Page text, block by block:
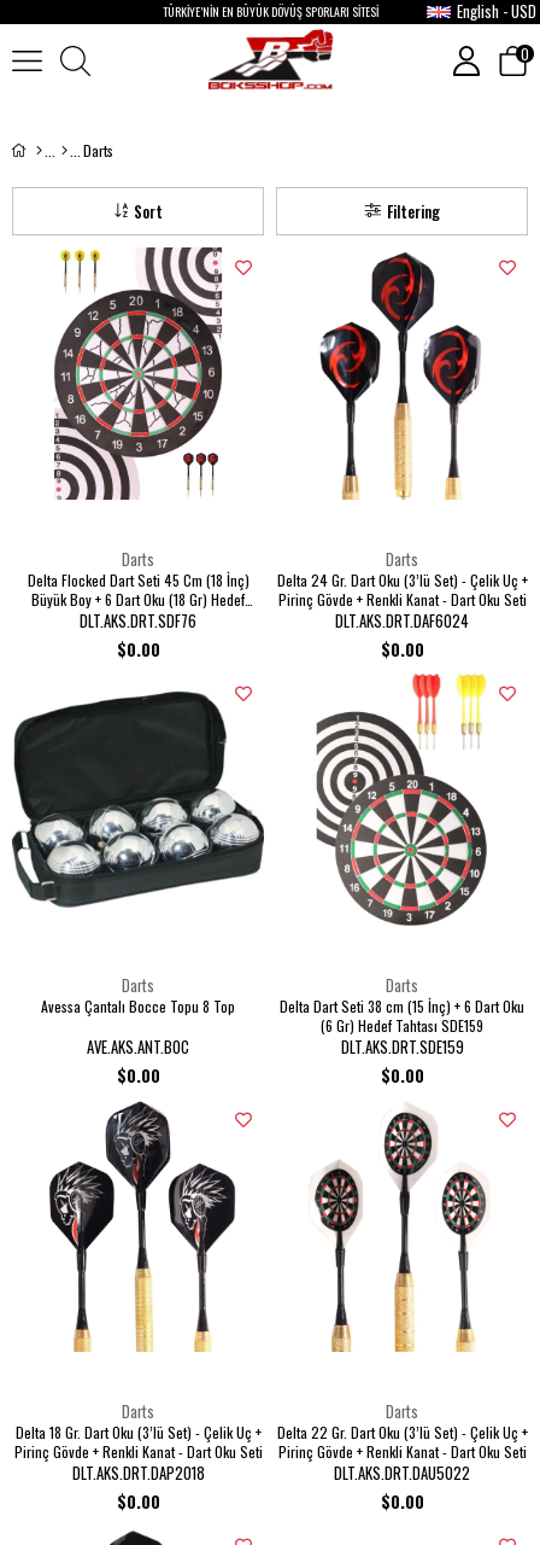
TÜRKİYE’NİN EN BÜYÜK DÖVÜŞ SPORLARI SİTESİ English - USD
0
Darts
Filtering
Sort
Darts
Delta Flocked Dart Seti 45 Cm (18 İnç)
Büyük Boy + 6 Dart Oku (18 Gr) Hedef
Tahtası SDF76
DLT.AKS.DRT.SDF76
$0.00
Darts
Delta 24 Gr. Dart Oku (3’lü Set) - Çelik Uç +
Pirinç Gövde + Renkli Kanat - Dart Oku Seti
DLT.AKS.DRT.DAF6024
$0.00
Darts
Avessa Çantalı Bocce Topu 8 Top
AVE.AKS.ANT.BOC
$0.00
Darts
Delta Dart Seti 38 cm (15 İnç) + 6 Dart Oku
(6 Gr) Hedef Tahtası SDE159
DLT.AKS.DRT.SDE159
$0.00
Darts
Delta 18 Gr. Dart Oku (3’lü Set) - Çelik Uç +
Pirinç Gövde + Renkli Kanat - Dart Oku Seti
DLT.AKS.DRT.DAP2018
$0.00
Darts
Delta 22 Gr. Dart Oku (3’lü Set) - Çelik Uç +
Pirinç Gövde + Renkli Kanat - Dart Oku Seti
DLT.AKS.DRT.DAU5022
$0.00